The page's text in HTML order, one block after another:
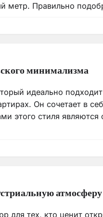
метр. Правильно
минимализма
идеально
Он сочетает в
стиля являются
для тех, кто ценит